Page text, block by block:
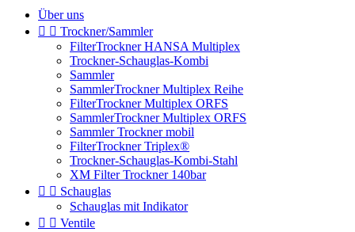
Über uns
  Trockner/Sammler
FilterTrockner HANSA Multiplex
Trockner-Schauglas-Kombi
Sammler
SammlerTrockner Multiplex Reihe
FilterTrockner Multiplex ORFS
SammlerTrockner Multiplex ORFS
Sammler Trockner mobil
FilterTrockner Triplex®
Trockner-Schauglas-Kombi-Stahl
XM Filter Trockner 140bar
  Schauglas
Schauglas mit Indikator
  Ventile